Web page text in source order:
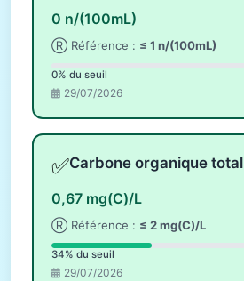
0 n/(100mL)
Ⓡ Référence : ≤ 1 n/(100mL)
0% du seuil
29/07/2026
✅Carbone organique total
0,67 mg(C)/L
Ⓡ Référence : ≤ 2 mg(C)/L
34% du seuil
29/07/2026